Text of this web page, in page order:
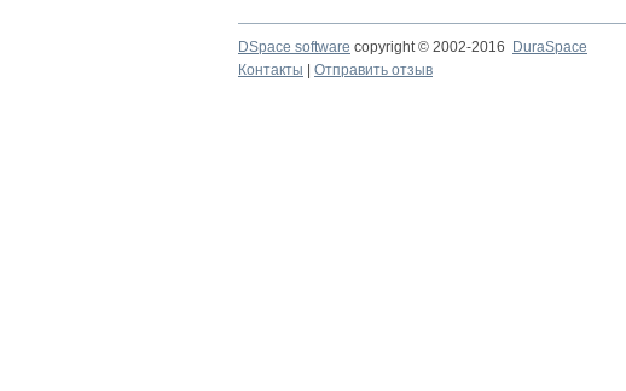
DSpace software copyright © 2002-2016 DuraSpace
Контакты
Отправить отзыв